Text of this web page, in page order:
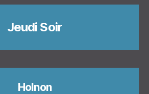
Jeudi Soir
Holnon